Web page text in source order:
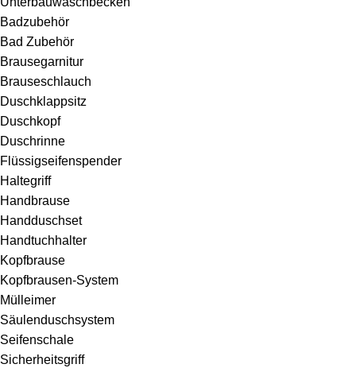
Badzubehör
Bad Zubehör
Brausegarnitur
Brauseschlauch
Duschklappsitz
Duschkopf
Duschrinne
Flüssigseifenspender
Haltegriff
Handbrause
Handduschset
Handtuchhalter
Kopfbrause
Kopfbrausen-System
Mülleimer
Säulenduschsystem
Seifenschale
Sicherheitsgriff